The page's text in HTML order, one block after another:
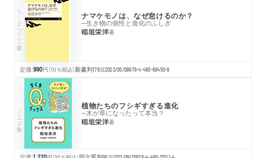
ちくまプリマー新書 ナマケモノは、なぜ怠けるのか？
─生き物の個性と進化のふしぎ
稲垣栄洋著
定価:990円 （10％税込）新書判176頁2023/05/09978-4-480-68450-9
シリーズ・全集 植物たちのフシギすぎる進化
─木が草になったって本当？
稲垣栄洋著